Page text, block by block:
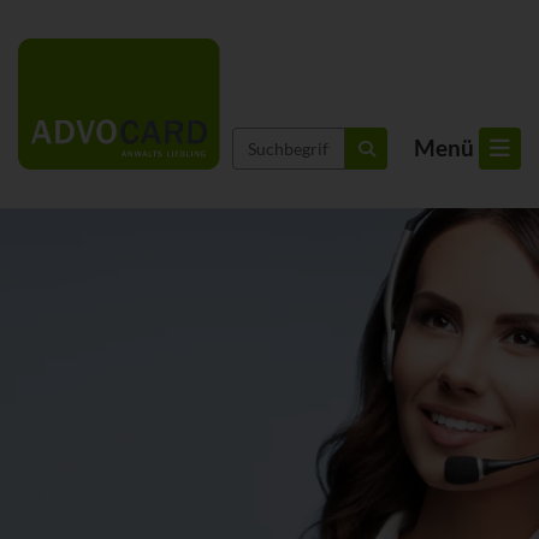
Suchbegriffe suchen Menü